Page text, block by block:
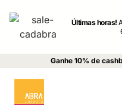
Últimas horas!
Ganhe 10% de